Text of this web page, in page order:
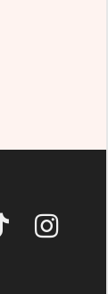
Instagram